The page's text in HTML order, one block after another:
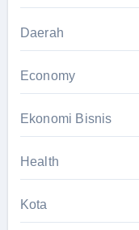
Daerah
Economy
Ekonomi Bisnis
Health
Kota